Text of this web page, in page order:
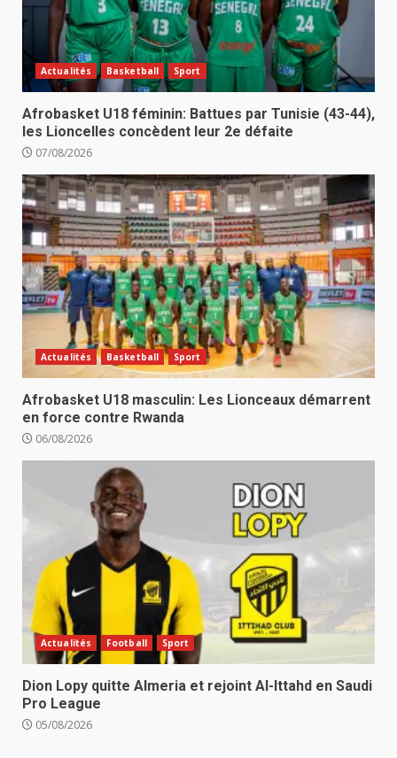
Actualités Basketball Sport
Afrobasket U18 féminin: Battues par Tunisie (43-44),
les Lioncelles concèdent leur 2e défaite
07/08/2026
Actualités Basketball Sport
Afrobasket U18 masculin: Les Lionceaux démarrent
en force contre Rwanda
06/08/2026
Actualités Football Sport
Dion Lopy quitte Almeria et rejoint Al-Ittahd en Saudi
Pro League
05/08/2026